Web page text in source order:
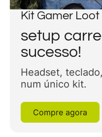
Kit Gamer Loot
setup
sucesso!
Headset,
num único kit.
Compre agora